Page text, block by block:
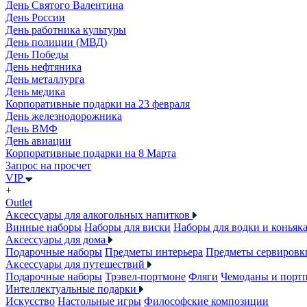
День Святого Валентина
День России
День работника культуры
День полиции (МВД)
День Победы
День нефтяника
День металлурга
День медика
Корпоративные подарки на 23 февраля
День железнодорожника
День ВМФ
День авиации
Корпоративные подарки на 8 Марта
Запрос на просчет
VIP
+
Outlet
Аксессуары для алкогольных напитков
Винные наборы Наборы для виски Наборы для водки и коньяка
Аксессуары для дома
Подарочные наборы Предметы интерьера Предметы
Аксессуары для путешествий
Подарочные наборы Трэвел-портмоне Фляги Чемоданы и
Интеллектуальные подарки
Искусство Настольные игры Философские композиции